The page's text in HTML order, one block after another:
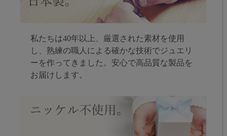
私たちは40年以上、厳選された素材を使用
し、熟練の職人による確かな技術でジュエリ
ーを作ってきました。安心で高品質な製品を
お届けします。